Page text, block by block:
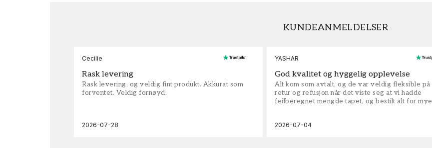
KUNDEANMELDELSER
Cecilie
Rask levering
Rask levering, og veldig fint produkt. Akkurat som
forventet. Veldig fornøyd.
2026-07-28
YASHAR
God kvalitet og hyggelig opplevelse
Alt kom som avtalt, og de var veldig fleksible på
retur og refusjon når det viste seg at vi hadde
feilberegnet mengde tapet, og bestilt alt for mye
2026-07-04